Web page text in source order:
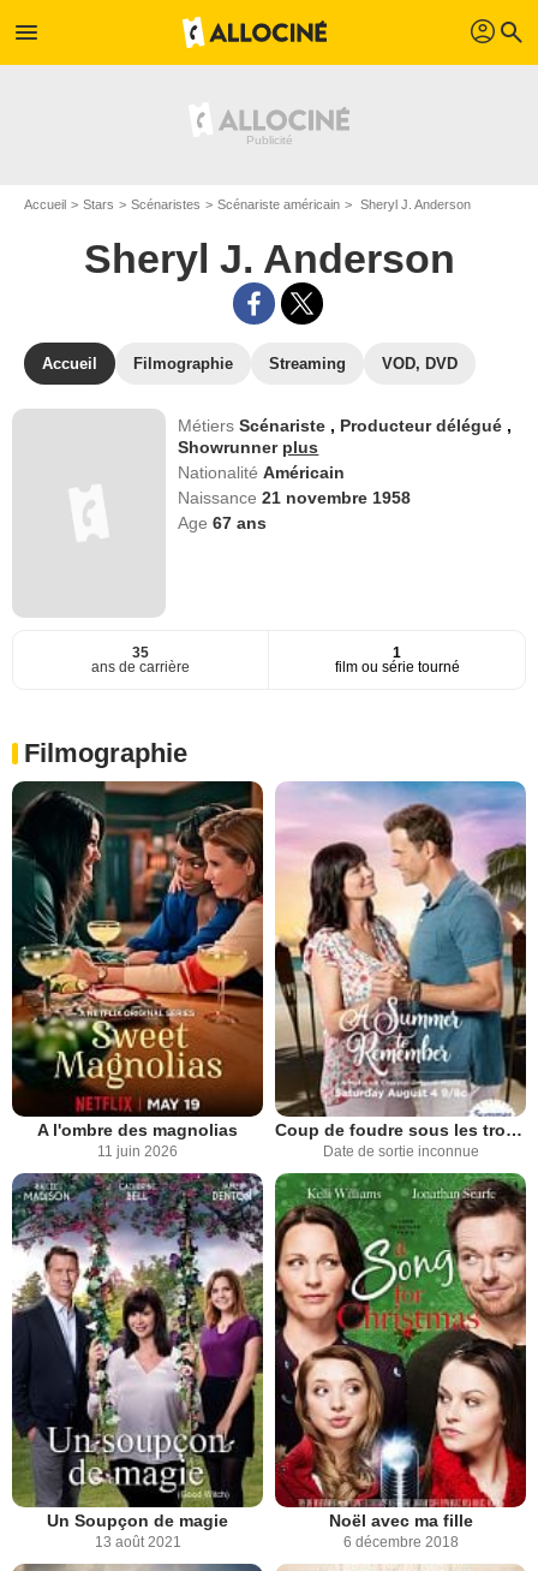
menu profil search
Accueil Stars Scénaristes Scénariste américain Sheryl J. Anderson
Sheryl J. Anderson
Accueil Filmographie Streaming VOD, DVD
MétiersScénariste , Producteur délégué ,
Showrunner plus
NationalitéAméricain
Naissance21 novembre 1958
Age67 ans
35
ans de carrière
1
film ou série tourné
Filmographie
A l'ombre des magnolias
11 juin 2026
Coup de foudre sous les tropiques
Date de sortie inconnue
Un Soupçon de magie
13 août 2021
Noël avec ma fille
6 décembre 2018